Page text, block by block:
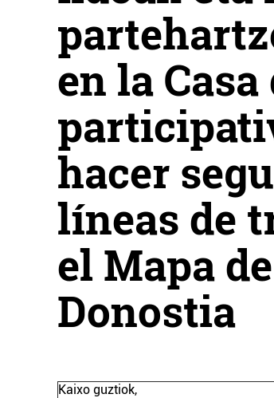
en la
hacer
líneas de
el Mapa
Donostia
Kaixo guztiok,